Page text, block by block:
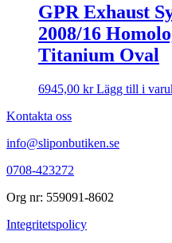
GPR Exhaust
2008/16
Titanium Oval
6945,00 kr Lägg till i
Kontakta oss
info@sliponbutiken.se
0708-423272
Org nr: 559091-8602
Integritetspolicy